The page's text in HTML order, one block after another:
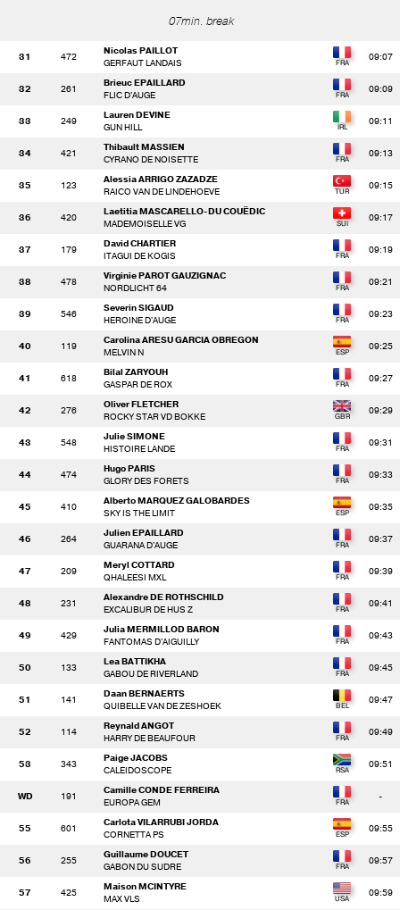
07min. break
31 472
Nicolas PAILLOT
GERFAUT LANDAIS
09:07
32 261
Brieuc EPAILLARD
FLIC D'AUGE
09:09
33 249
Lauren DEVINE
GUN HILL
09:11
34 421
Thibault MASSIEN
CYRANO DE NOISETTE
09:13
35 123
Alessia ARRIGO ZAZADZE
RAICO VAN DE LINDEHOEVE
09:15
36 420
Laetitia MASCARELLO-DU COUËDIC
MADEMOISELLE VG
09:17
37 179
David CHARTIER
ITAGUI DE KOGIS
09:19
38 478
Virginie PAROT GAUZIGNAC
NORDLICHT 64
09:21
39 546
Severin SIGAUD
HEROINE D'AUGE
09:23
40 119
Carolina ARESU GARCIA OBREGON
MELVIN N
09:25
41 618
Bilal ZARYOUH
GASPAR DE ROX
09:27
42 276
Oliver FLETCHER
ROCKY STAR VD BOKKE
09:29
43 548
Julie SIMONE
HISTOIRE LANDE
09:31
44 474
Hugo PARIS
GLORY DES FORETS
09:33
45 410
Alberto MARQUEZ GALOBARDES
SKY IS THE LIMIT
09:35
46 264
Julien EPAILLARD
GUARANA D'AUGE
09:37
47 209
Meryl COTTARD
QHALEESI MXL
09:39
48 231
Alexandre DE ROTHSCHILD
EXCALIBUR DE HUS Z
09:41
49 429
Julia MERMILLOD BARON
FANTOMAS D'AIGUILLY
09:43
50 133
Lea BATTIKHA
GABOU DE RIVERLAND
09:45
51 141
Daan BERNAERTS
QUIBELLE VAN DE ZESHOEK
09:47
52 114
Reynald ANGOT
HARRY DE BEAUFOUR
09:49
53 343
Paige JACOBS
CALEIDOSCOPE
09:51
WD 191
Camille CONDE FERREIRA
EUROPA GEM
-
55 601
Carlota VILARRUBI JORDA
CORNETTA PS
09:55
56 255
Guillaume DOUCET
GABON DU SUDRE
09:57
57 425
Maison MCINTYRE
MAX VLS
09:59